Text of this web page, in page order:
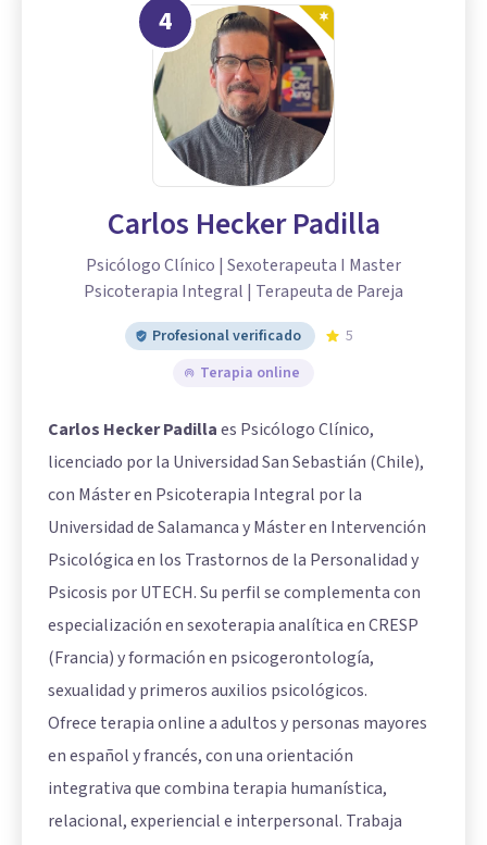
4
Carlos Hecker Padilla
Psicólogo Clínico | Sexoterapeuta I Master
Psicoterapia Integral | Terapeuta de Pareja
Profesional verificado
5
Terapia online
Carlos Hecker Padillaes Psicólogo Clínico,
licenciado por la Universidad San Sebastián (Chile),
con Máster en Psicoterapia Integral por la
Universidad de Salamanca y Máster en Intervención
Psicológica en los Trastornos de la Personalidad y
Psicosis por UTECH. Su perfil se complementa con
especialización en sexoterapia analítica en CRESP
(Francia) y formación en psicogerontología,
sexualidad y primeros auxilios psicológicos.
Ofrece terapia online a adultos y personas mayores
en español y francés, con una orientación
integrativa que combina terapia humanística,
relacional, experiencial e interpersonal. Trabaja